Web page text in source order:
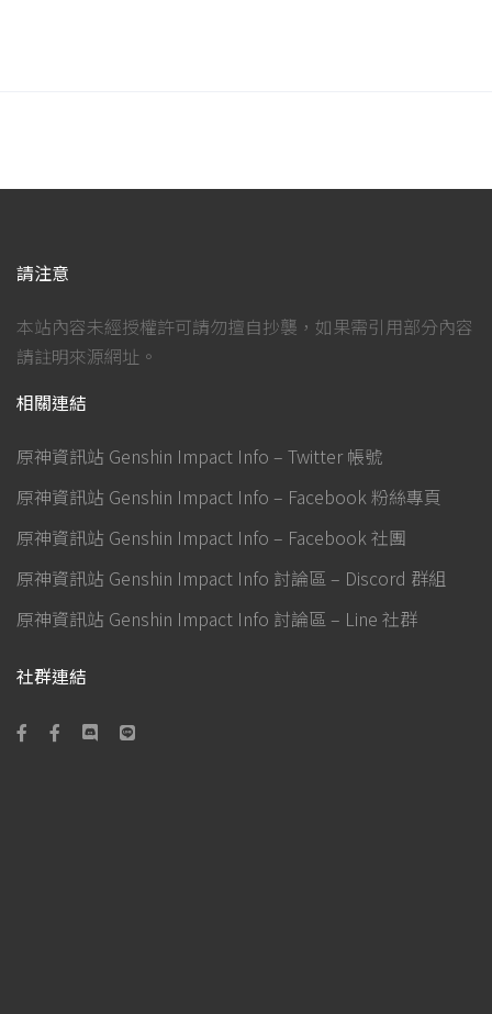
請注意
本站內容未經授權許可請勿擅自抄襲，如果需引用部分內容
請註明來源網址。
相關連結
原神資訊站 Genshin Impact Info – Twitter 帳號
原神資訊站 Genshin Impact Info – Facebook 粉絲專頁
原神資訊站 Genshin Impact Info – Facebook 社團
原神資訊站 Genshin Impact Info 討論區 – Discord 群組
原神資訊站 Genshin Impact Info 討論區 – Line 社群
社群連結